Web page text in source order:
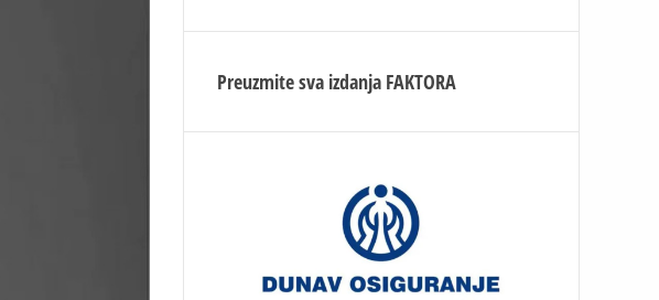
Preuzmite sva izdanja FAKTORA